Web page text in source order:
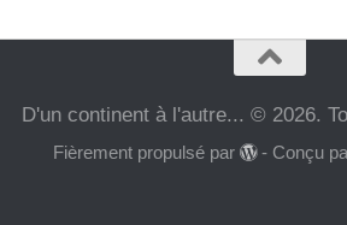
D'un continent à l'autre... © 2026.
Fièrement propulsé par - Conçu